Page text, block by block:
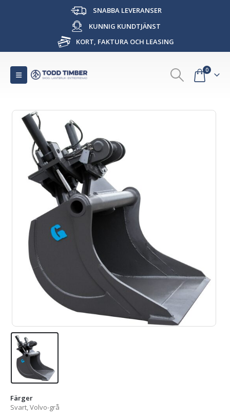
SNABBA LEVERANSER
KUNNIG KUNDTJÄNST
KORT, FAKTURA OCH LEASING
0
Färger
Svart, Volvo-grå